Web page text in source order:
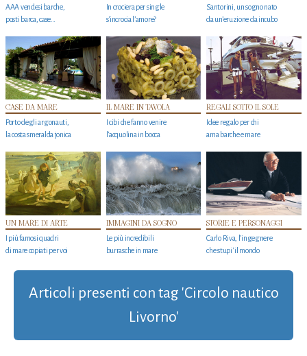
AAA vendesi barche,
posti barca, case…
In crociera per single
s'incrocia l’amore?
Santorini, un sogno nato
da un’eruzione da incubo
CASE DA MARE
Porto degli argonauti,
la costa smeralda jonica
IL MARE IN TAVOLA
I cibi che fanno venire
l’acquolina in bocca
REGALI SOTTO IL SOLE
Idee regalo per chi
ama barche e mare
UN MARE DI ARTE
I più famosi quadri
di mare copiati per voi
IMMAGINI DA SOGNO
Le più incredibili
burrasche in mare
STORIE E PERSONAGGI
Carlo Riva, l’ingegnere
che stupi' il mondo
Articoli presenti con tag 'Circolo nautico
Livorno'